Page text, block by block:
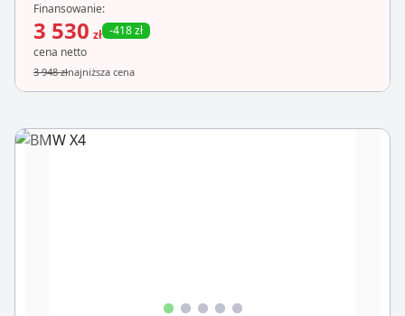
Finansowanie:
3 530 zł -418 zł
cena netto
3 948 złnajniższa cena